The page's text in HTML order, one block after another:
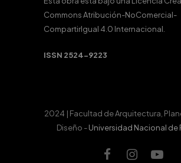
Commons Atribución-NoComercial-
CompartirIgual 4.0 Internacional.
ISSN 2524-9223
2024 | Facultad de Arquitectura,
Diseño -Universidad Nacional de